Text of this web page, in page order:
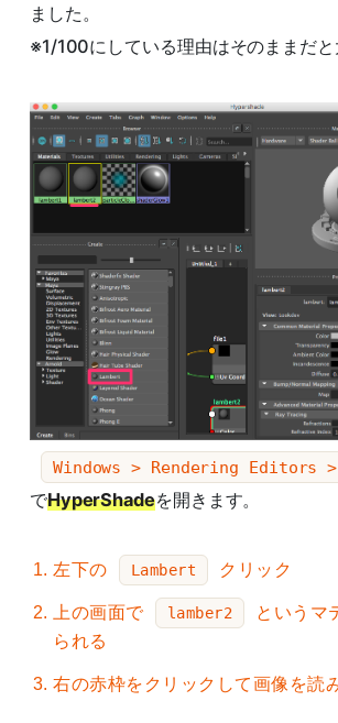
ました。
※1/100にしている理由はそのままだ
Windows > Rendering Editors >
でHyperShadeを開きます。
左下の Lambert クリック
上の画面で lamber2
というマ
られる
右の赤枠をクリックして画像を読